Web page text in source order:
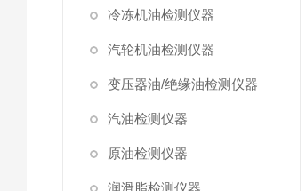
冷冻机油检测仪器
汽轮机油检测仪器
变压器油/绝缘油检测仪器
汽油检测仪器
原油检测仪器
润滑脂检测仪器